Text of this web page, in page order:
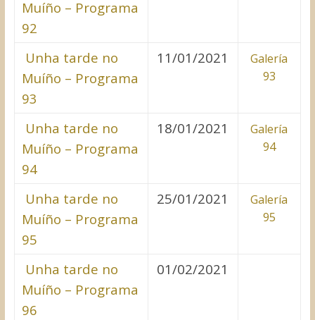
Muíño – Programa
92
Unha tarde no
Muíño – Programa
93
11/01/2021
Galería
93
Unha tarde no
Muíño – Programa
94
18/01/2021
Galería
94
Unha tarde no
Muíño – Programa
95
25/01/2021
Galería
95
Unha tarde no
Muíño – Programa
96
01/02/2021